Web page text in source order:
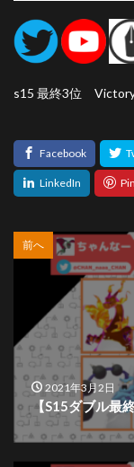
s15 最終3位 Victory
前へ
2021年3月2日
【S15ダブル最